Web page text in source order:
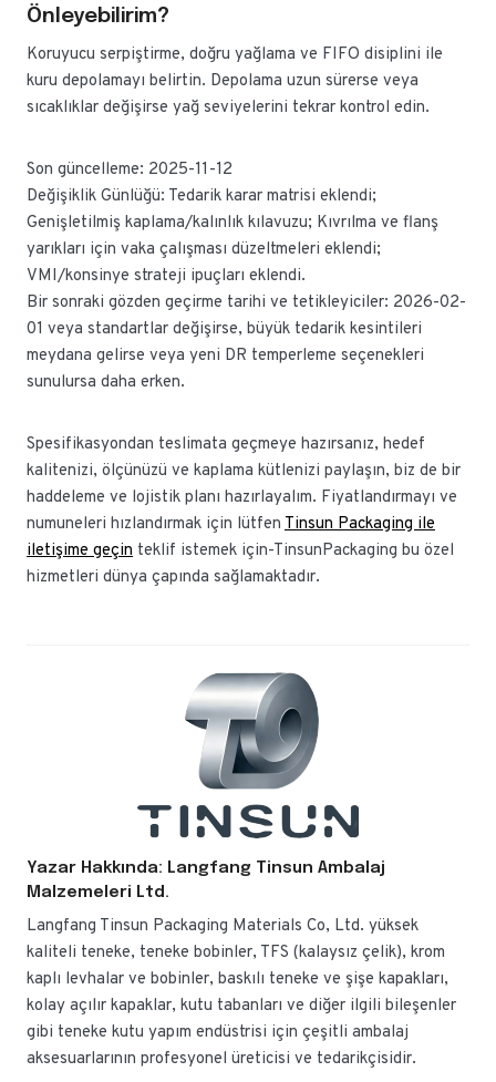
Önleyebilirim?
Koruyucu serpiştirme, doğru yağlama ve FIFO disiplini ile
kuru depolamayı belirtin. Depolama uzun sürerse veya
sıcaklıklar değişirse yağ seviyelerini tekrar kontrol edin.
Son güncelleme: 2025-11-12
Değişiklik Günlüğü: Tedarik karar matrisi eklendi;
Genişletilmiş kaplama/kalınlık kılavuzu; Kıvrılma ve flanş
yarıkları için vaka çalışması düzeltmeleri eklendi;
VMI/konsinye strateji ipuçları eklendi.
Bir sonraki gözden geçirme tarihi ve tetikleyiciler: 2026-02-
01 veya standartlar değişirse, büyük tedarik kesintileri
meydana gelirse veya yeni DR temperleme seçenekleri
sunulursa daha erken.
Spesifikasyondan teslimata geçmeye hazırsanız, hedef
kalitenizi, ölçünüzü ve kaplama kütlenizi paylaşın, biz de bir
haddeleme ve lojistik planı hazırlayalım. Fiyatlandırmayı ve
numuneleri hızlandırmak için lütfen Tinsun Packaging ile
iletişime geçin teklif istemek için-TinsunPackaging bu özel
hizmetleri dünya çapında sağlamaktadır.
Yazar Hakkında: Langfang Tinsun Ambalaj
Malzemeleri Ltd.
Langfang Tinsun Packaging Materials Co, Ltd. yüksek
kaliteli teneke, teneke bobinler, TFS (kalaysız çelik), krom
kaplı levhalar ve bobinler, baskılı teneke ve şişe kapakları,
kolay açılır kapaklar, kutu tabanları ve diğer ilgili bileşenler
gibi teneke kutu yapım endüstrisi için çeşitli ambalaj
aksesuarlarının profesyonel üreticisi ve tedarikçisidir.